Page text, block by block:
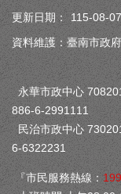
更新日期：
115-08-07
資料維護：臺南市政
永華市政中心
886-6-2991111
民治市政中心
6-6322231
『市民服務熱線：